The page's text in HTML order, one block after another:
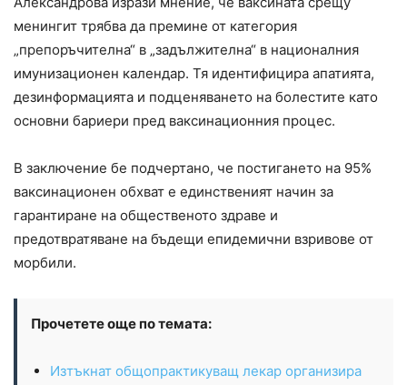
менингит трябва да премине от категория
„препоръчителна“ в „задължителна“ в националния
имунизационен календар. Тя идентифицира апатията,
дезинформацията и подценяването на болестите като
основни бариери пред ваксинационния процес.
В заключение бе подчертано, че постигането на 95%
ваксинационен обхват е единственият начин за
гарантиране на общественото здраве и
предотвратяване на бъдещи епидемични взривове от
морбили.
Прочетете още по темата:
Изтъкнат общопрактикуващ лекар организира